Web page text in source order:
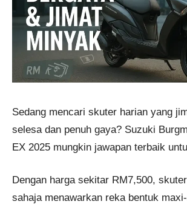
Sedang mencari skuter harian yang
selesa dan penuh gaya? Suzuki
EX 2025 mungkin jawapan terbaik
Dengan harga sekitar RM7,500,
sahaja menawarkan reka bentuk